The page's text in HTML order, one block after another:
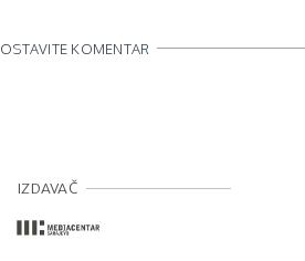
OSTAVITE KOMENTAR
IZDAVAČ